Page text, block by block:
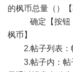
的枫币总量（）
确定【按钮
枫币】
2.帖子列表：
3.帖子内：帖